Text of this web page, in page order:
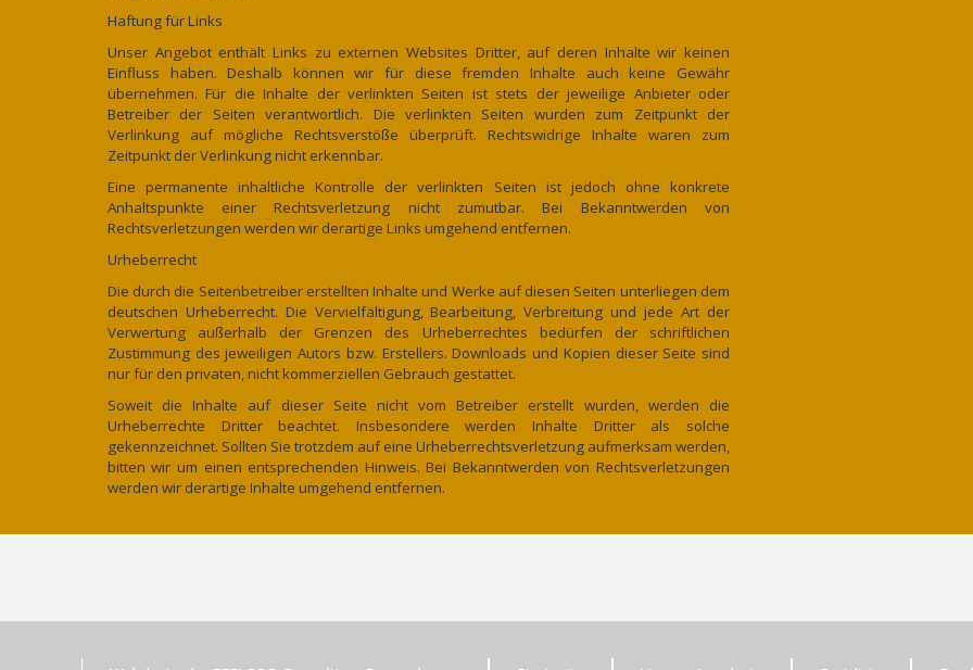
Haftung für Links
Unser Angebot enthält Links zu externen Websites Dritter, auf deren Inhalte wir keinen
Einfluss haben. Deshalb können wir für diese fremden Inhalte auch keine Gewähr
übernehmen. Für die Inhalte der verlinkten Seiten ist stets der jeweilige Anbieter oder
Betreiber der Seiten verantwortlich. Die verlinkten Seiten wurden zum Zeitpunkt der
Verlinkung auf mögliche Rechtsverstöße überprüft. Rechtswidrige Inhalte waren zum
Zeitpunkt der Verlinkung nicht erkennbar.
Eine permanente inhaltliche Kontrolle der verlinkten Seiten ist jedoch ohne konkrete
Anhaltspunkte einer Rechtsverletzung nicht zumutbar. Bei Bekanntwerden von
Rechtsverletzungen werden wir derartige Links umgehend entfernen.
Urheberrecht
Die durch die Seitenbetreiber erstellten Inhalte und Werke auf diesen Seiten unterliegen dem
deutschen Urheberrecht. Die Vervielfältigung, Bearbeitung, Verbreitung und jede Art der
Verwertung außerhalb der Grenzen des Urheberrechtes bedürfen der schriftlichen
Zustimmung des jeweiligen Autors bzw. Erstellers. Downloads und Kopien dieser Seite sind
nur für den privaten, nicht kommerziellen Gebrauch gestattet.
Soweit die Inhalte auf dieser Seite nicht vom Betreiber erstellt wurden, werden die
Urheberrechte Dritter beachtet. Insbesondere werden Inhalte Dritter als solche
gekennzeichnet. Sollten Sie trotzdem auf eine Urheberrechtsverletzung aufmerksam werden,
bitten wir um einen entsprechenden Hinweis. Bei Bekanntwerden von Rechtsverletzungen
werden wir derartige Inhalte umgehend entfernen.